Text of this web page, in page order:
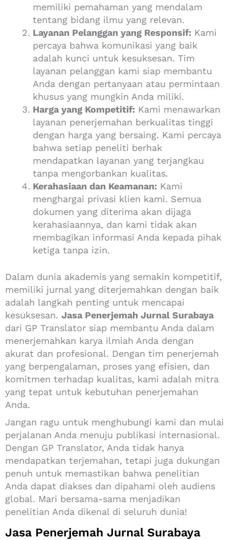
memiliki pemahaman yang mendalam
tentang bidang ilmu yang relevan.
Layanan Pelanggan yang Responsif: Kami
percaya bahwa komunikasi yang baik
adalah kunci untuk kesuksesan. Tim
layanan pelanggan kami siap membantu
Anda dengan pertanyaan atau permintaan
khusus yang mungkin Anda miliki.
Harga yang Kompetitif: Kami menawarkan
layanan penerjemahan berkualitas tinggi
dengan harga yang bersaing. Kami percaya
bahwa setiap peneliti berhak
mendapatkan layanan yang terjangkau
tanpa mengorbankan kualitas.
Kerahasiaan dan Keamanan: Kami
menghargai privasi klien kami. Semua
dokumen yang diterima akan dijaga
kerahasiaannya, dan kami tidak akan
membagikan informasi Anda kepada pihak
ketiga tanpa izin.
Dalam dunia akademis yang semakin kompetitif,
memiliki jurnal yang diterjemahkan dengan baik
adalah langkah penting untuk mencapai
kesuksesan. Jasa Penerjemah Jurnal Surabaya
dari GP Translator siap membantu Anda dalam
menerjemahkan karya ilmiah Anda dengan
akurat dan profesional. Dengan tim penerjemah
yang berpengalaman, proses yang efisien, dan
komitmen terhadap kualitas, kami adalah mitra
yang tepat untuk kebutuhan penerjemahan
Anda.
Jangan ragu untuk menghubungi kami dan mulai
perjalanan Anda menuju publikasi internasional.
Dengan GP Translator, Anda tidak hanya
mendapatkan terjemahan, tetapi juga dukungan
penuh untuk memastikan bahwa penelitian
Anda dapat diakses dan dipahami oleh audiens
global. Mari bersama-sama menjadikan
penelitian Anda dikenal di seluruh dunia!
Jasa Penerjemah Jurnal Surabaya